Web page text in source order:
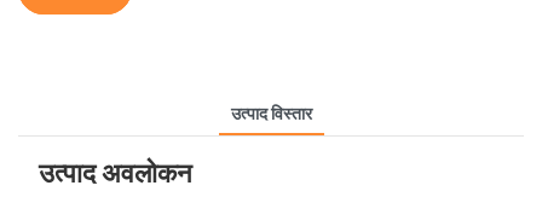
उत्पाद विस्तार
उत्पाद अवलोकन